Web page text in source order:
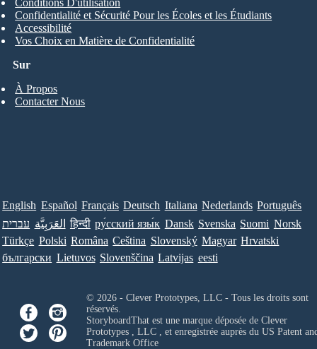
Sur
À Propos
Contacter Nous
Conditions D'utilisation
Confidentialité et Sécurité Pour les Écoles et les Étudiants
Accessibilité
Vos Choix en Matière de Confidentialité
English Español Français Deutsch Italiana Nederlands Português
עברית العَرَبِيَّة हिन्दी ру́сский язы́к Dansk Svenska Suomi Norsk
Türkçe Polski Româna Ceština Slovenský Magyar Hrvatski
български Lietuvos Slovenščina Latvijas eesti
© 2026 - Clever Prototypes, LLC - Tous les droits sont
réservés.
StoryboardThat est une marque déposée de Clever
Prototypes , LLC, et enregistrée auprès du US Patent
Trademark Office